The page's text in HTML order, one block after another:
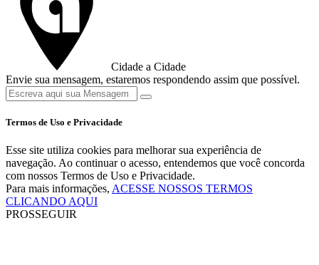
Cidade a Cidade
Envie sua mensagem, estaremos respondendo assim que possível.
Termos de Uso e Privacidade
Esse site utiliza cookies para melhorar sua experiência de
navegação. Ao continuar o acesso, entendemos que você concorda
com nossos Termos de Uso e Privacidade.
Para mais informações, ACESSE NOSSOS TERMOS
CLICANDO AQUI
PROSSEGUIR